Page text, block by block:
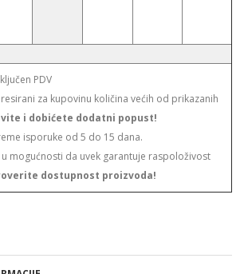
PDV
za kupovinu količina većih od prikazanih
i dobićete dodatni popust!
isporuke od 5 do 15 dana.
mogućnosti da uvek garantuje raspoloživost
dostupnost proizvoda!